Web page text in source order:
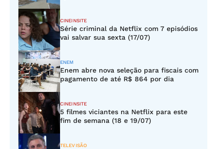
CINEINSITE
Série criminal da Netflix com 7 episódios
vai salvar sua sexta (17/07)
ENEM
Enem abre nova seleção para fiscais com
pagamento de até R$ 864 por dia
CINEINSITE
5 filmes viciantes na Netflix para este
fim de semana (18 e 19/07)
TELEVISÃO